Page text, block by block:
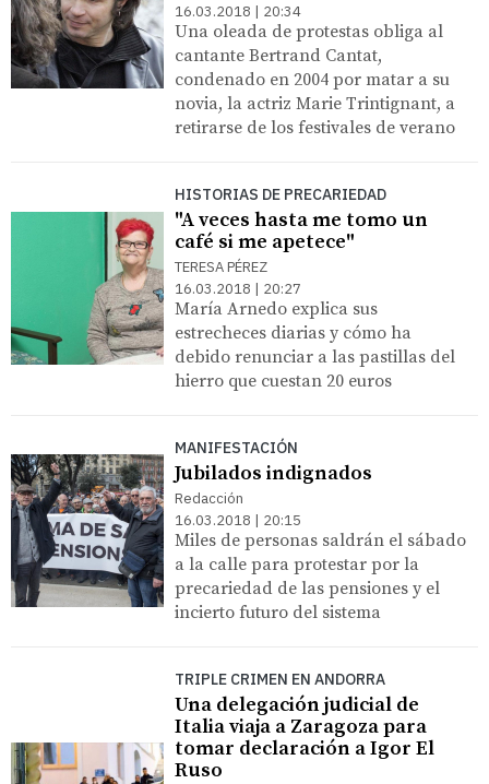
16.03.2018 | 20:34
Una oleada de protestas obliga al
cantante Bertrand Cantat,
condenado en 2004 por matar a su
novia, la actriz Marie Trintignant, a
retirarse de los festivales de verano
HISTORIAS DE PRECARIEDAD
"A veces hasta me tomo un
café si me apetece"
TERESA PÉREZ
16.03.2018 | 20:27
María Arnedo explica sus
estrecheces diarias y cómo ha
debido renunciar a las pastillas del
hierro que cuestan 20 euros
MANIFESTACIÓN
Jubilados indignados
Redacción
16.03.2018 | 20:15
Miles de personas saldrán el sábado
a la calle para protestar por la
precariedad de las pensiones y el
incierto futuro del sistema
TRIPLE CRIMEN EN ANDORRA
Una delegación judicial de
Italia viaja a Zaragoza para
tomar declaración a Igor El
Ruso